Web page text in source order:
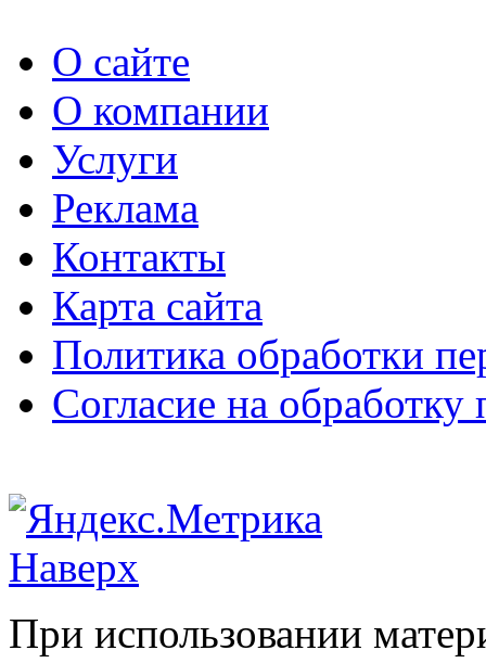
О сайте
О компании
Услуги
Реклама
Контакты
Карта сайта
Политика обработки
Согласие на
Наверх
При использовании